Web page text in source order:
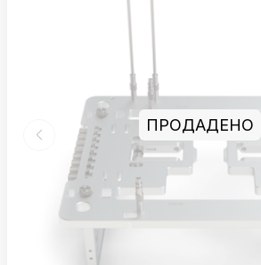
ПРОДАДЕНО